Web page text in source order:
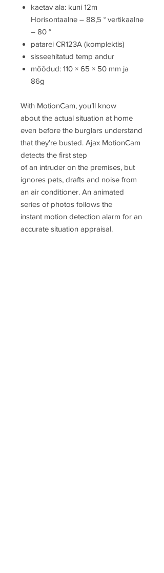
kaetav ala: kuni 12m
Horisontaalne – 88,5 ° vertikaalne
– 80 °
patarei CR123A (komplektis)
sisseehitatud temp andur
mõõdud: 110 × 65 × 50 mm ja
86g
With MotionCam, you’ll know
about the actual situation at home
even before the burglars understand
that they’re busted. Ajax MotionCam
detects the first step
of an intruder on the premises, but
ignores pets, drafts and noise from
an air conditioner. An animated
series of photos follows the
instant motion detection alarm for an
accurate situation appraisal.